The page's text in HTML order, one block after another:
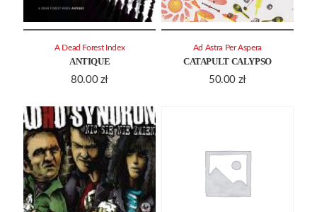
ANTIQUE
80.00 zł
A Dead Forest Index
CATAPULT CALYPSO
50.00 zł
Ad Astra Per Aspera